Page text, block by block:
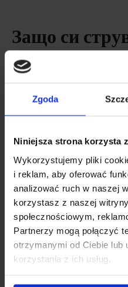
Zgoda
Niniejsza strona korzysta
Wykorzystujemy pliki
i reklam, aby oferować
analizować ruch w naszej
korzystasz z naszej
społecznościowym,
Partnerzy mogą połączyć
otrzymanymi od Ciebie lub
korzystania z ich usług.
Защо си
допълва с
Заслужава си да се
намалява. Появяват се
своята стегнатост.
Приемането на
продължение на три
върху външния вид на
е и съюзник на вашите